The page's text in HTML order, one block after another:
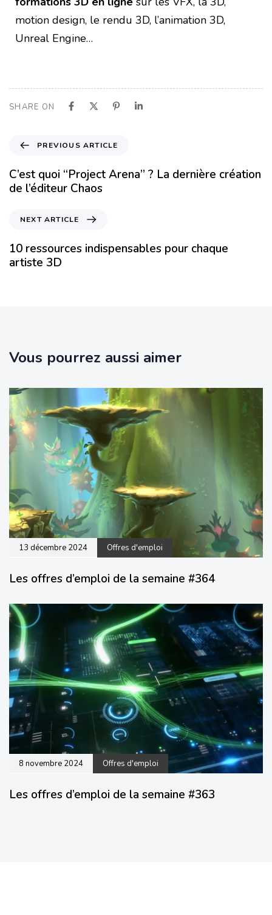
motion design, le rendu 3D, l’animation 3D,
Unreal Engine…
SHARE ON
PREVIOUS ARTICLE
C’est quoi “Project Arena” ? La dernière création
de l’éditeur Chaos
NEXT ARTICLE
10 ressources indispensables pour chaque
artiste 3D
Vous pourrez aussi aimer
13 décembre 2024 Offres d'emploi
Les offres d’emploi de la semaine #364
8 novembre 2024 Offres d'emploi
Les offres d’emploi de la semaine #363